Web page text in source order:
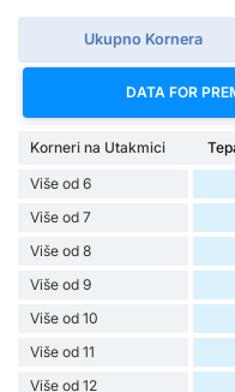
Ukupno Kornera
DATA FOR
Korneri na Utakmici
Više od 6
Više od 7
Više od 8
Više od 9
Više od 10
Više od 11
Više od 12